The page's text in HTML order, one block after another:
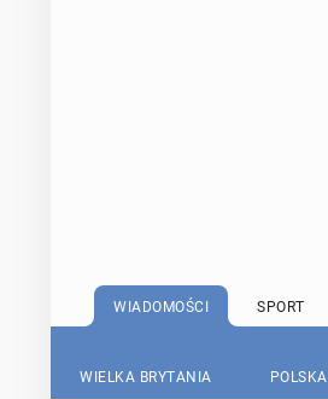
WIADOMOŚCI SPORT
WIELKA BRYTANIA POLSKA